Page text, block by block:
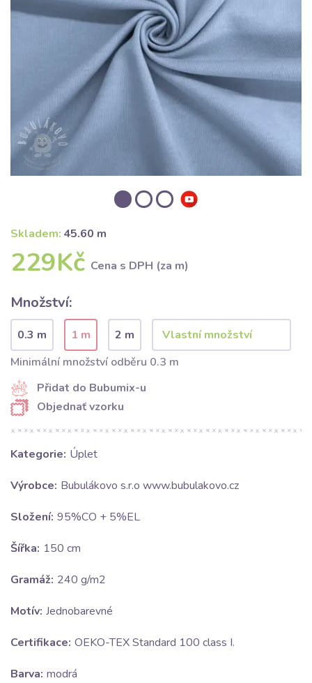
Skladem: 45.60 m
229Kč Cena s DPH (za m)
Množství:
0.3 m 1 m
2 m
Minimální množství odběru 0.3 m
Přidat do Bubumix-u
Objednať vzorku
Kategorie: Úplet
Výrobce: Bubulákovo s.r.o www.bubulakovo.cz
Složení: 95%CO + 5%EL
Šířka: 150 cm
Gramáž: 240 g/m2
Motív: Jednobarevné
Certifikace: OEKO-TEX Standard 100 class I.
Barva: modrá